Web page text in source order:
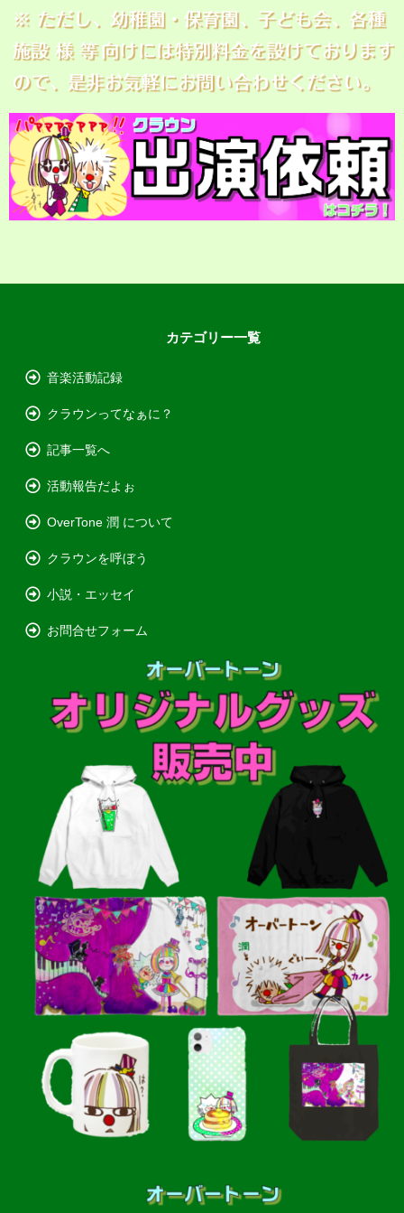
カテゴリー一覧
音楽活動記録
クラウンってなぁに？
記事一覧へ
活動報告だよぉ
OverTone 潤 について
クラウンを呼ぼう
小説・エッセイ
お問合せフォーム